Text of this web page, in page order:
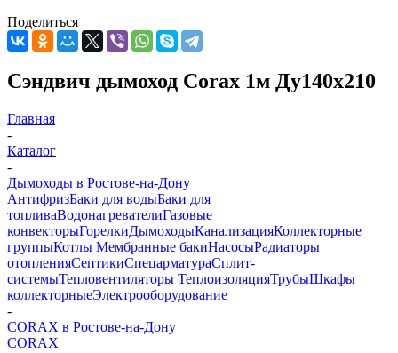
Поделиться
Сэндвич дымоход Corax 1м Ду140х210
Главная
-
Каталог
-
Дымоходы в Ростове-на-Дону
АнтифризБаки для водыБаки для
топливаВодонагревателиГазовые
конвекторыГорелкиДымоходыКанализацияКоллекторные
группыКотлы Мембранные бакиНасосыРадиаторы
отопленияСептикиСпецарматураСплит-
системыТепловентиляторы ТеплоизоляцияТрубыШкафы
коллекторныеЭлектрооборудование
-
CORAX в Ростове-на-Дону
CORAX